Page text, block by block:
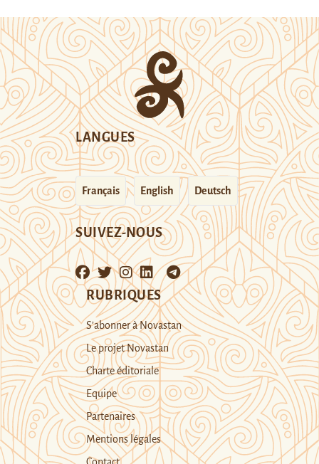
LANGUES
Français English Deutsch
SUIVEZ-NOUS
RUBRIQUES
S’abonner à Novastan
Le projet Novastan
Charte éditoriale
Equipe
Partenaires
Mentions légales
Contact